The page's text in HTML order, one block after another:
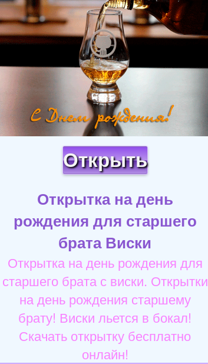
Открыть
Открытка на день
рождения для старшего
брата Виски
Открытка на день рождения для
старшего брата с виски. Открытки
на день рождения старшему
брату! Виски льется в бокал!
Скачать открытку бесплатно
онлайн!